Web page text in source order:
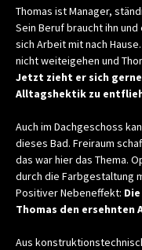
Thomas ist Manager,
Sein Beruf braucht ihn
sich Arbeit mit nach
nicht weiteigehen und
Jetzt zieht er sich
Alltagshektik zu
Auch im Dachgeschoss
dieses Bad. Freiraum
das war hier das Thema.
durch die Farbgestaltung
Positiver Nebeneffekt:
Thomas den ersehnten
Aus